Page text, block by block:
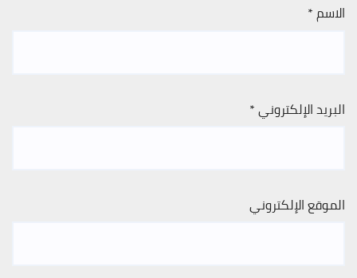
الاسم*
البريد الإلكتروني*
الموقع الإلكتروني